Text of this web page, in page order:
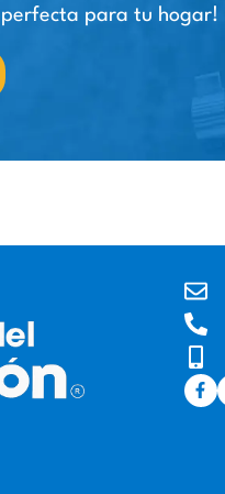
perfecta para tu hogar!